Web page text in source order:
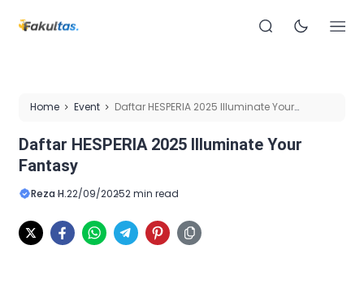
Home Event
Daftar HESPERIA 2025 Illuminate Your
Daftar HESPERIA 2025 Illuminate Your
Fantasy
Reza H.22/09/20252 min read